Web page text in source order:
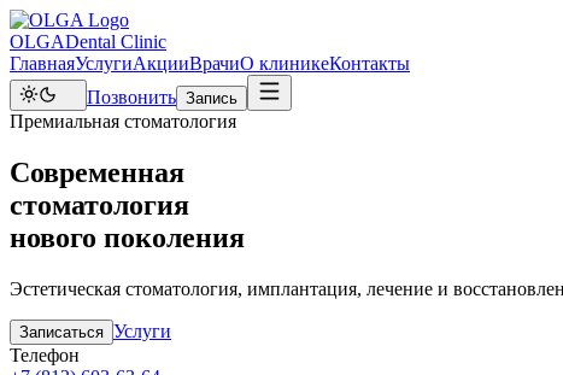
OLGADental Clinic
ГлавнаяУслугиАкцииВрачиО клиникеКонтакты
Позвонить Запись
Премиальная стоматология
Современная
стоматология
нового поколения
Эстетическая стоматология, имплантация, лечение и
Записаться Услуги
Телефон